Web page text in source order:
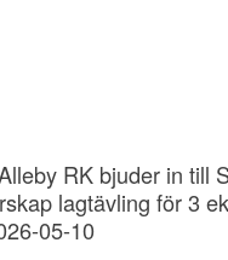
RK bjuder in till
lagtävling för 3
05-10